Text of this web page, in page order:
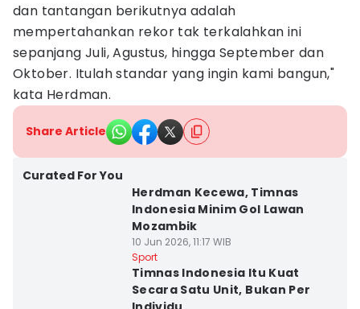
dan tantangan berikutnya adalah
mempertahankan rekor tak terkalahkan ini
sepanjang Juli, Agustus, hingga September dan
Oktober. Itulah standar yang ingin kami bangun,"
kata Herdman.
Share Article
Curated For You
Herdman Kecewa, Timnas
Indonesia Minim Gol Lawan
Mozambik
10 Jun 2026, 11:17 WIB
Sport
Timnas Indonesia Itu Kuat
Secara Satu Unit, Bukan Per